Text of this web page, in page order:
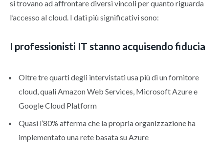
si trovano ad affrontare diversi vincoli per quanto riguarda
l’accesso al cloud. I dati più significativi sono:
I professionisti IT stanno acquisendo fiducia
Oltre tre quarti degli intervistati usa più di un fornitore
cloud, quali Amazon Web Services, Microsoft Azure e
Google Cloud Platform
Quasi l’80% afferma che la propria organizzazione ha
implementato una rete basata su Azure